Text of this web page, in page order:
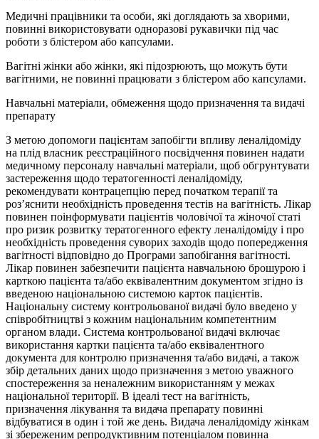
Медичні працівники та особи, які доглядають за хворими,
повинні використовувати одноразові рукавички під час
роботи з блістером або капсулами.
Вагітні жінки або жінки, які підозрюють, що можуть бути
вагітними, не повинні працювати з блістером або капсулами.
Навчальні матеріали, обмеження щодо призначення та видачі
препарату
З метою допомоги пацієнтам запобігти впливу леналідоміду
на плід власник реєстраційного посвідчення повинен надати
медичному персоналу навчальні матеріали, щоб обгрунтувати
застереження щодо тератогенності леналідоміду,
рекомендувати контрацепцію перед початком терапії та
роз’яснити необхідність проведення тестів на вагітність. Лікар
повинен поінформувати пацієнтів чоловічої та жіночої статі
про ризик розвитку тератогенного ефекту леналідоміду і про
необхідність проведення суворих заходів щодо попередження
вагітності відповідно до Програми запобігання вагітності.
Лікар повинен забезпечити пацієнта навчальною брошурою і
карткою пацієнта та/або еквівалентним документом згідно із
введеною національною системою карток пацієнтів.
Національну систему контрольованої видачі було введено у
співробітництві з кожним національним компетентним
органом влади. Система контрольованої видачі включає
використання картки пацієнта та/або еквівалентного
документа для контролю призначення та/або видачі, а також
збір детальних даних щодо призначення з метою уважного
спостереження за неналежним використанням у межах
національної території. В ідеалі тест на вагітність,
призначення лікування та видача препарату повинні
відбуватися в один і той же день. Видача леналідоміду жінкам
зі збереженим репродуктивним потенціалом повинна